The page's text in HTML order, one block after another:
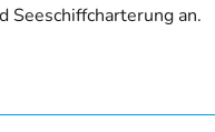
Seeschiffcharterung an.